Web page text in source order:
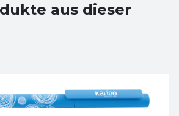
aus dieser